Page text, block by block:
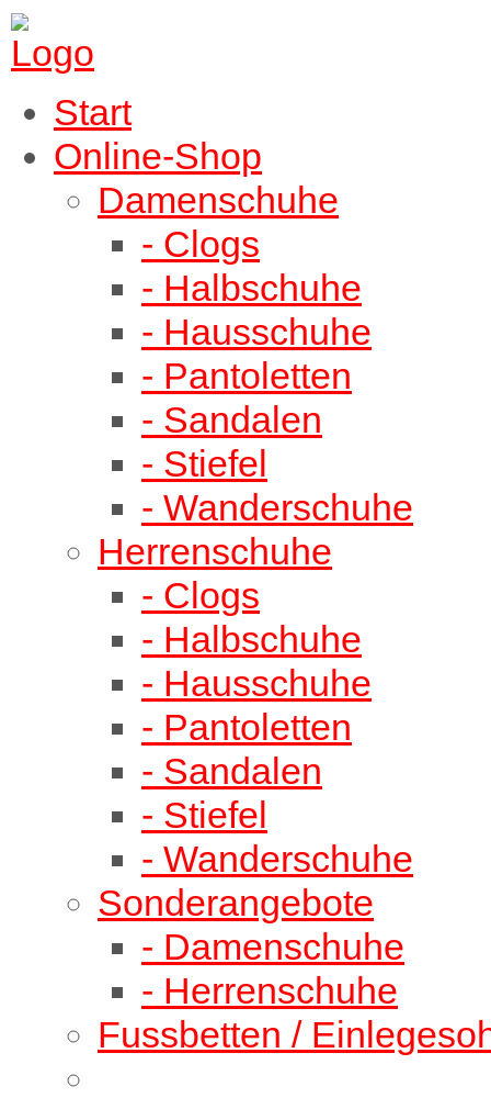
Start
Online-Shop
Damenschuhe
- Clogs
- Halbschuhe
- Hausschuhe
- Pantoletten
- Sandalen
- Stiefel
- Wanderschuhe
Herrenschuhe
- Clogs
- Halbschuhe
- Hausschuhe
- Pantoletten
- Sandalen
- Stiefel
- Wanderschuhe
Sonderangebote
- Damenschuhe
- Herrenschuhe
Fussbetten /